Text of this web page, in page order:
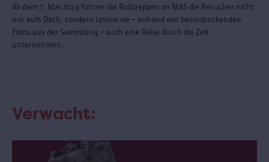
Ab dem 7. Mai 2019 führen die Rolltreppen im MAS die Besucher nicht
nur aufs Dach, sondern lassen sie – anhand von beeindruckenden
Fotos aus der Sammlung – auch eine Reise durch die Zeit
unternehmen.
Verwacht: